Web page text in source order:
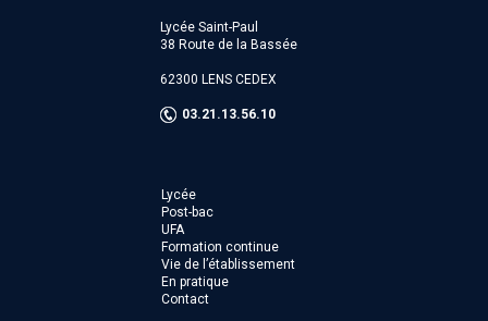
Lycée Saint-Paul
38 Route de la Bassée
62300 LENS CEDEX
03.21.13.56.10
Lycée
Post-bac
UFA
Formation continue
Vie de l’établissement
En pratique
Contact